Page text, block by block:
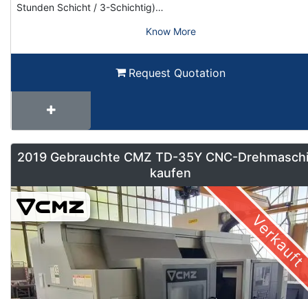
Stunden Schicht / 3-Schichtig)…
Know More
Request Quotation
2019 Gebrauchte CMZ TD-35Y CNC-
kaufen
Verkauft